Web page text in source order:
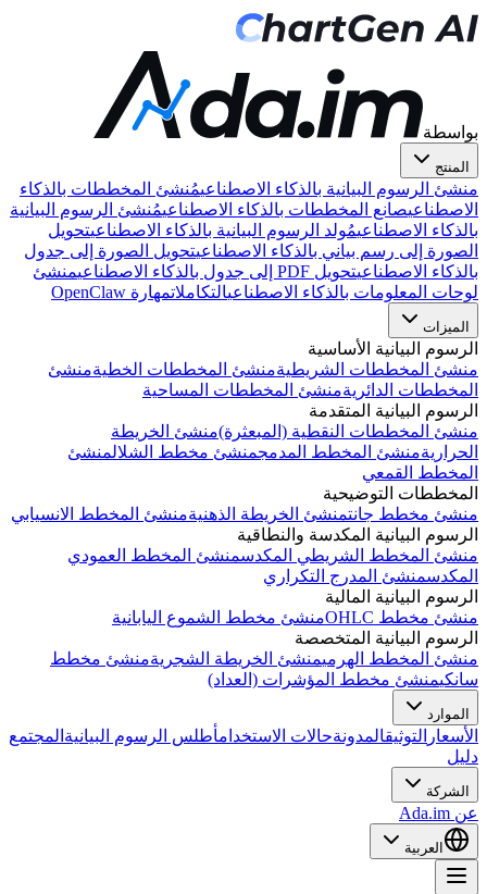
بواسطة
المنتج
منشئ الرسوم البيانية بالذكاء الاصطناعيمُنشئ المخططات بالذكاء
الاصطناعيصانع المخططات بالذكاء الاصطناعيمُنشئ الرسوم البيانية
بالذكاء الاصطناعيمُولد الرسوم البيانية بالذكاء الاصطناعيتحويل
الصورة إلى رسم بياني بالذكاء الاصطناعيتحويل الصورة إلى جدول
بالذكاء الاصطناعيتحويل PDF إلى جدول بالذكاء الاصطناعي
منشئ
لوحات المعلومات بالذكاء الاصطناعيالتكاملاتمهارة OpenClaw
الميزات
الرسوم البيانية الأساسية
منشئ المخططات الشريطيةمنشئ المخططات الخطيةمنشئ
المخططات الدائريةمنشئ المخططات المساحية
الرسوم البيانية المتقدمة
منشئ المخططات النقطية (المبعثرة)منشئ الخريطة
الحراريةمنشئ المخطط المدمجمنشئ مخطط الشلالمنشئ
المخطط القمعي
المخططات التوضيحية
منشئ مخطط جانتمنشئ الخريطة الذهنيةمنشئ المخطط الانسيابي
الرسوم البيانية المكدسة والنطاقية
منشئ المخطط الشريطي المكدسمنشئ المخطط العمودي
المكدسمنشئ المدرج التكراري
الرسوم البيانية المالية
منشئ مخطط OHLC
منشئ مخطط الشموع اليابانية
الرسوم البيانية المتخصصة
منشئ المخطط الهرميمنشئ الخريطة الشجريةمنشئ مخطط
سانكيمنشئ مخطط المؤشرات (العداد)
الموارد
الأسعار التوثيقالمدونةحالات الاستخدامأطلس الرسوم البيانية المجتمع
دليل
الشركة
عن Ada.im
العربية